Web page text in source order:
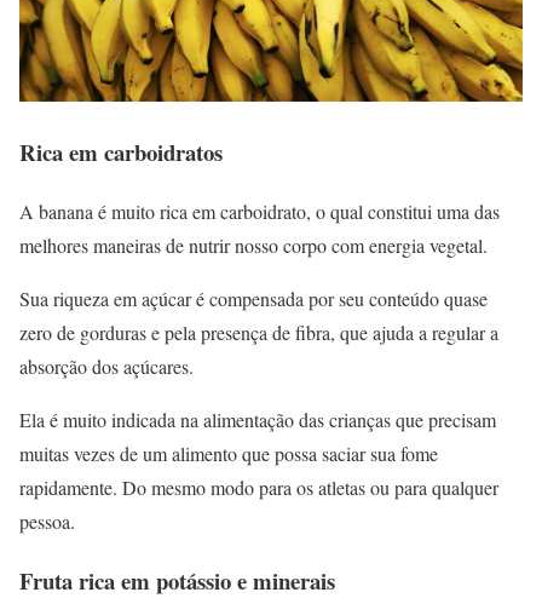
Rica em carboidratos
A banana é muito rica em carboidrato, o qual constitui uma das
melhores maneiras de nutrir nosso corpo com energia vegetal.
Sua riqueza em açúcar é compensada por seu conteúdo quase
zero de gorduras e pela presença de fibra, que ajuda a regular a
absorção dos açúcares.
Ela é muito indicada na alimentação das crianças que precisam
muitas vezes de um alimento que possa saciar sua fome
rapidamente. Do mesmo modo para os atletas ou para qualquer
pessoa.
Fruta rica em potássio e minerais